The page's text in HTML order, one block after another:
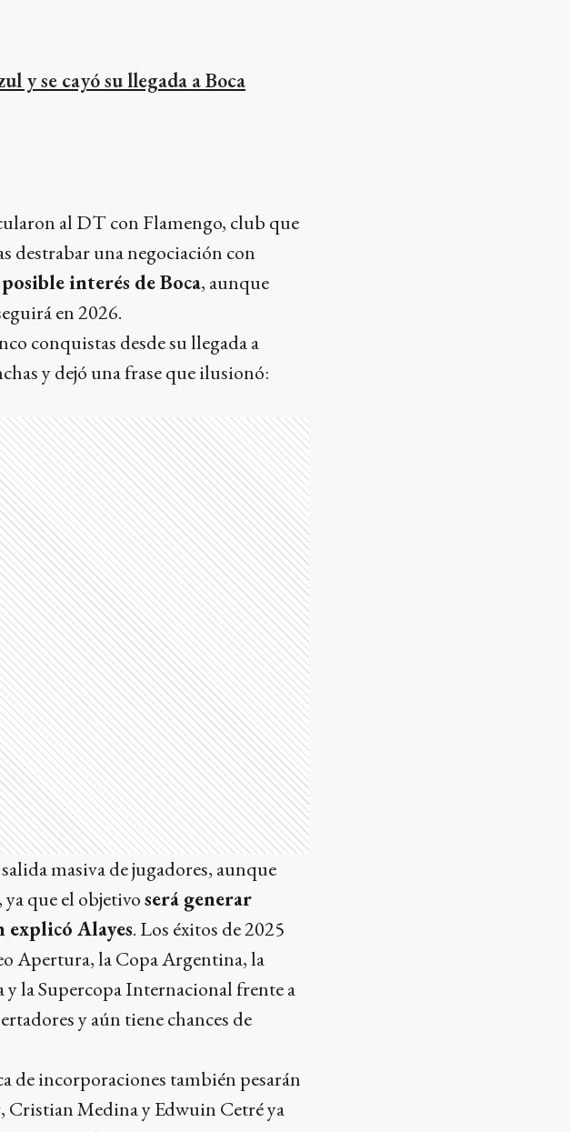
y se cayó su llegada a Boca
al DT con Flamengo, club que
destrabar una negociación con
interés de Boca, aunque
en 2026.
conquistas desde su llegada a
y dejó una frase que ilusionó:
masiva de jugadores, aunque
que el objetivoserá generar
explicó Alayes. Los éxitos de 2025
Apertura, la Copa Argentina, la
la Supercopa Internacional frente a
y aún tiene chances de
de incorporaciones también pesarán
Cristian Medina y Edwuin Cetré ya